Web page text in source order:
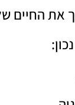
את החיים